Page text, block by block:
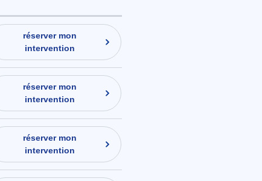
réserver mon
intervention
réserver mon
intervention
réserver mon
intervention